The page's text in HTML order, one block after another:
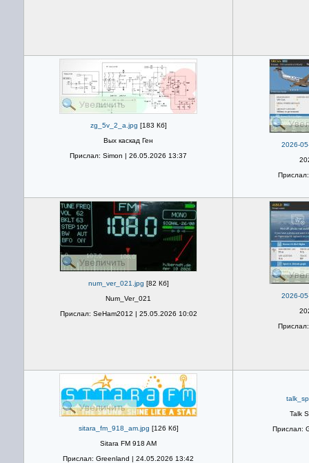
zg_5v_2_a.jpg [183 Кб]
Вых каскад Ген
Прислал: Simon | 26.05.2026 13:37
2026-
num_ver_021.jpg [82 Кб]
Num_Ver_021
Прислал: SeHam2012 | 25.05.2026 10:02
2026-
sitara_fm_918_am.jpg [126 Кб]
Sitara FM 918 AM
Прислал: Greenland | 24.05.2026 13:42
Talk
Прислал: